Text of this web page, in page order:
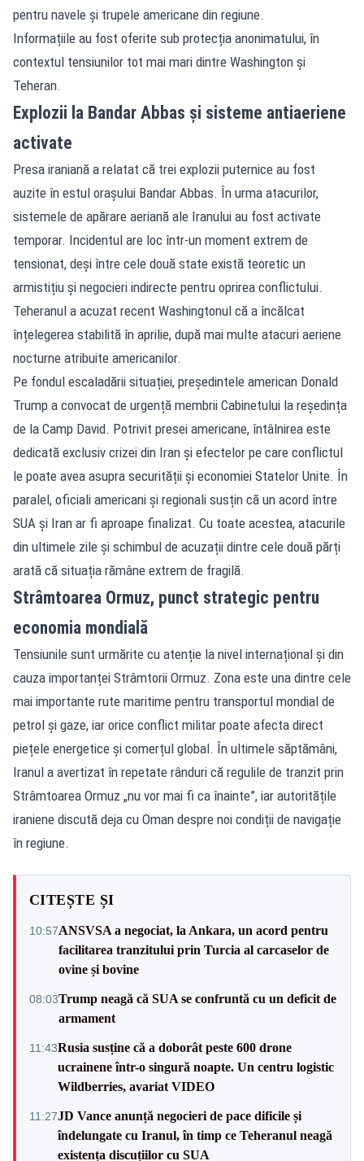
pentru navele și trupele americane din regiune.
Informațiile au fost oferite sub protecția anonimatului, în
contextul tensiunilor tot mai mari dintre Washington și
Teheran.
Explozii la Bandar Abbas și sisteme antiaeriene
activate
Presa iraniană a relatat că trei explozii puternice au fost
auzite în estul orașului Bandar Abbas. În urma atacurilor,
sistemele de apărare aeriană ale Iranului au fost activate
temporar. Incidentul are loc într-un moment extrem de
tensionat, deși între cele două state există teoretic un
armistițiu și negocieri indirecte pentru oprirea conflictului.
Teheranul a acuzat recent Washingtonul că a încălcat
înțelegerea stabilită în aprilie, după mai multe atacuri aeriene
nocturne atribuite americanilor.
Pe fondul escaladării situației, președintele american Donald
Trump a convocat de urgență membrii Cabinetului la reședința
de la Camp David. Potrivit presei americane, întâlnirea este
dedicată exclusiv crizei din Iran și efectelor pe care conflictul
le poate avea asupra securității și economiei Statelor Unite. În
paralel, oficiali americani și regionali susțin că un acord între
SUA și Iran ar fi aproape finalizat. Cu toate acestea, atacurile
din ultimele zile și schimbul de acuzații dintre cele două părți
arată că situația rămâne extrem de fragilă.
Strâmtoarea Ormuz, punct strategic pentru
economia mondială
Tensiunile sunt urmărite cu atenție la nivel internațional și din
cauza importanței Strâmtorii Ormuz. Zona este una dintre cele
mai importante rute maritime pentru transportul mondial de
petrol și gaze, iar orice conflict militar poate afecta direct
piețele energetice și comerțul global. În ultimele săptămâni,
Iranul a avertizat în repetate rânduri că regulile de tranzit prin
Strâmtoarea Ormuz „nu vor mai fi ca înainte”, iar autoritățile
iraniene discută deja cu Oman despre noi condiții de navigație
în regiune.
CITEȘTE ȘI
10:57ANSVSA a negociat, la Ankara, un acord pentru
facilitarea tranzitului prin Turcia al carcaselor de
ovine și bovine
08:03Trump neagă că SUA se confruntă cu un deficit de
armament
11:43Rusia susține că a doborât peste 600 drone
ucrainene într-o singură noapte. Un centru logistic
Wildberries, avariat VIDEO
11:27JD Vance anunță negocieri de pace dificile și
îndelungate cu Iranul, în timp ce Teheranul neagă
existența discuțiilor cu SUA